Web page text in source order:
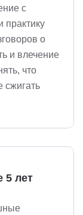
с
о
и влечение
что
сжигать
5 лет